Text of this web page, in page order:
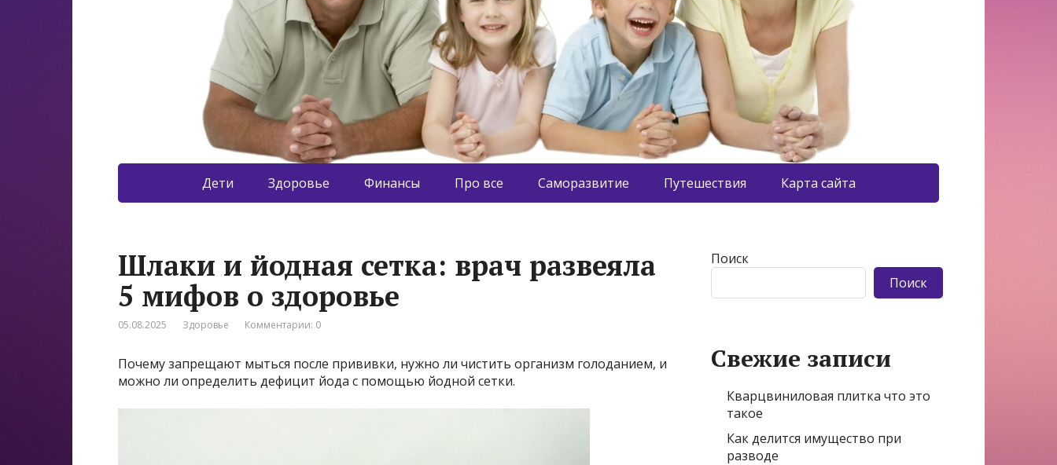
Дети Здоровье Финансы Про все Саморазвитие Путешествия Карта сайта
Шлаки и йодная сетка: врач развеяла
5 мифов о здоровье
05.08.2025 Здоровье Комментарии: 0
Почему запрещают мыться после прививки, нужно ли чистить организм голоданием, и
можно ли определить дефицит йода с помощью йодной сетки.
Поиск
Поиск
Свежие записи
Кварцвиниловая плитка что это
такое
Как делится имущество при
разводе